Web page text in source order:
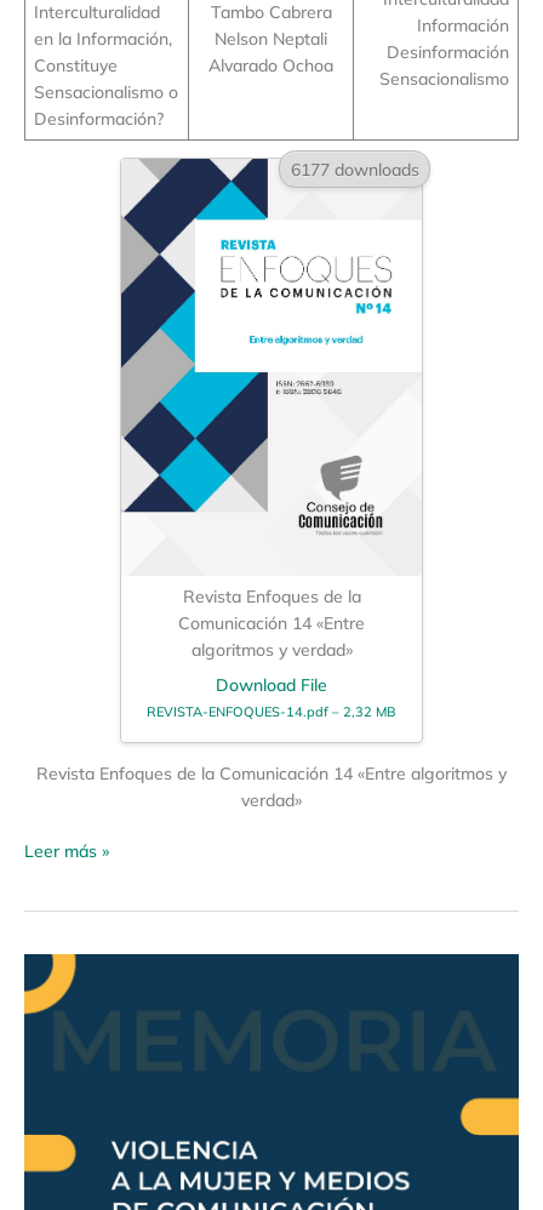
Interculturalidad
en la Información,
Constituye
Sensacionalismo o
Desinformación?
Tambo Cabrera
Nelson Neptali
Alvarado Ochoa
Información
Desinformación
Sensacionalismo
6177 downloads
Revista Enfoques de la
Comunicación 14 «Entre
algoritmos y verdad»
Download File
REVISTA-ENFOQUES-14.pdf – 2,32 MB
Revista Enfoques de la Comunicación 14 «Entre algoritmos y
verdad»
Leer más »
Espacio
de
diálogo
«Violencia
medios